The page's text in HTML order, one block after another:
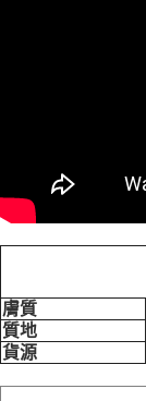
膚質
質地
貨源